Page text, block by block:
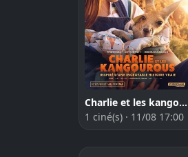
Charlie et les kangourous
1 ciné(s) · 11/08 17:00